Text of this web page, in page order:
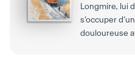
Longmire, lui
s’occuper
douloureuse